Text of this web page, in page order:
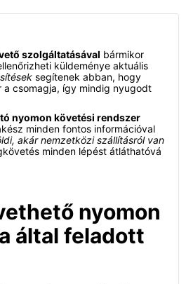
szolgáltatásával bármikor
küldeménye aktuális
segítenek abban, hogy
a csomagja, így mindig nyugodt
nyomon követési rendszer
minden fontos információval
akár nemzetközi szállításról van
minden lépést átláthatóvá
nyomon
által feladott